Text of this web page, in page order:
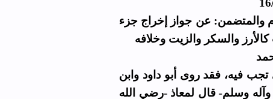
على الطلب المقيد برقم 159 لسنة 2004م والمتضمن: عن جواز إخراج جزء
والسكر والزيت وخلافه
فيه، فقد روى أبو داود وابن
وسلم- قال لمعاذ -رضي الله